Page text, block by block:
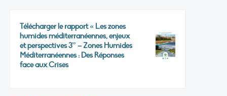
Télécharger le rapport « Les zones
humides méditerranéennes, enjeux
et perspectives 3” – Zones Humides
Méditerranéennes : Des Réponses
face aux Crises